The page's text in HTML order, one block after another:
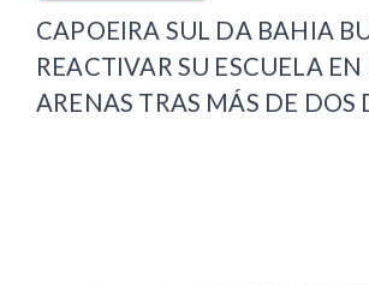
CAPOEIRA SUL DA BAHIA
REACTIVAR SU ESCUELA
ARENAS TRAS MÁS DE DOS